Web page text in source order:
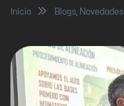
Inicio Blogs, Novedades